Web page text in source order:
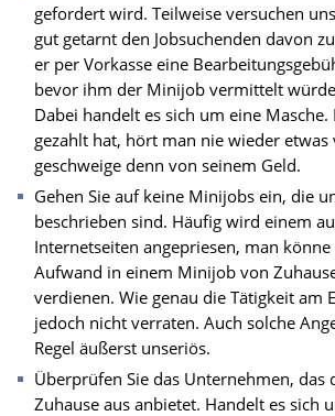
gefordert wird. Teilweise versuchen
gut getarnt den Jobsuchenden davon
er per Vorkasse eine
bevor ihm der Minijob vermittelt
Dabei handelt es sich um eine
gezahlt hat, hört man nie wieder etwas
geschweige denn von seinem Geld.
Gehen Sie auf keine Minijobs ein, die
beschrieben sind. Häufig wird einem
Internetseiten angepriesen, man
Aufwand in einem Minijob von
verdienen. Wie genau die Tätigkeit am
jedoch nicht verraten. Auch solche
Regel äußerst unseriös.
Überprüfen Sie das Unternehmen, das
Zuhause aus anbietet. Handelt es sich